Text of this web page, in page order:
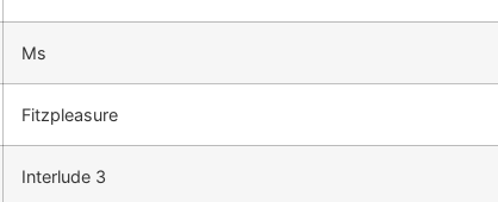
Ms
Fitzpleasure
Interlude 3